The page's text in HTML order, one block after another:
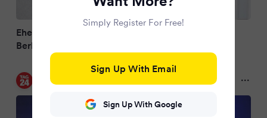
Ehefrau und vier Kinder des Ebola-Patienten in
Berliner Charité aufgenommen
3 months ago
Simply Register For Free!
Sign Up With Email
Sign Up With Google